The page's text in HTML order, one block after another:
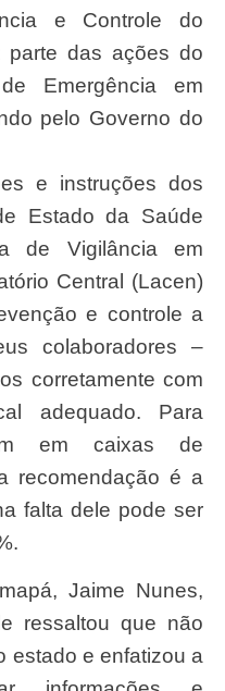
e Controle do
parte das ações do
Emergência em
pelo Governo do
Estado da Saúde
de Vigilância em
Central (Lacen)
e controle a
colaboradores –
corretamente com
adequado. Para
em caixas de
recomendação é a
falta dele pode ser
ressaltou que não
estado e enfatizou a